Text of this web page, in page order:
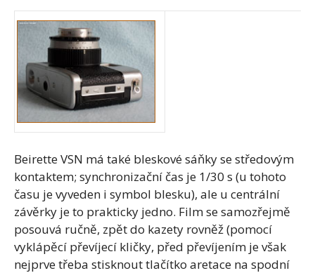
Beirette VSN má také bleskové sáňky se středovým
kontaktem; synchronizační čas je 1/30 s (u tohoto
času je vyveden i symbol blesku), ale u centrální
závěrky je to prakticky jedno. Film se samozřejmě
posouvá ručně, zpět do kazety rovněž (pomocí
vyklápěcí převíjecí kličky, před převíjením je však
nejprve třeba stisknout tlačítko aretace na spodní